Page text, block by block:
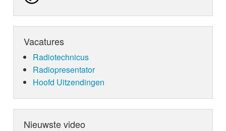
Vacatures
Radiotechnicus
Radiopresentator
Hoofd Uitzendingen
Nieuwste video